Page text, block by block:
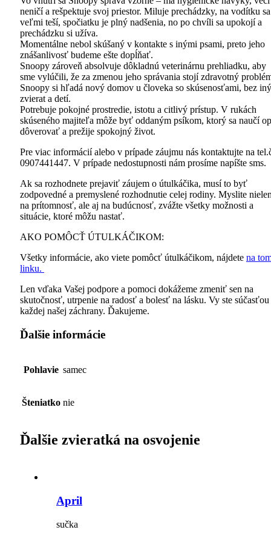
neničí a rešpektuje svoj priestor. Miluje prechádzky, na vodítku sa
veľmi teší, spočiatku je plný nadšenia, no po chvíli sa upokojí a
prechádzku si užíva.
Momentálne nebol skúšaný v kontakte s inými psami, preto jeho
znášanlivosť budeme ešte dopĺňať.
Snoopy zároveň absolvuje dôkladnú veterinárnu prehliadku, aby
sme vylúčili, že za zmenou jeho správania stojí zdravotný
Snoopy si hľadá nový domov u človeka so skúsenosťami, bez
zvierat a detí.
Potrebuje pokojné prostredie, istotu a citlivý prístup. V rukách
skúseného majiteľa môže byť oddaným psíkom, ktorý sa naučí
dôverovať a prežije spokojný život.
Pre viac informácií alebo v prípade záujmu nás kontaktujte na
0907441447. V prípade nedostupnosti nám prosíme napíšte sms.
Ak sa rozhodnete prejaviť záujem o útulkáčika, musí to byť
zodpovedné a premyslené rozhodnutie celej rodiny. Myslite
na prítomnosť, ale aj na budúcnosť, zvážte všetky možnosti a
situácie, ktoré môžu nastať.
AKO POMÔCŤ ÚTULKÁČIKOM:
Všetky informácie, ako viete pomôcť útulkáčikom, nájdete na
linku.
Len vďaka Vašej podpore a pomoci dokážeme zmeniť sen na
skutočnosť, utrpenie na radosť a bolesť na lásku. Vy ste súčasťou
každej našej záchrany. Ďakujeme.
Ďalšie informácie
Pohlavie samec
Šteniatko nie
Ďalšie zvieratká na osvojenie
April
sučka